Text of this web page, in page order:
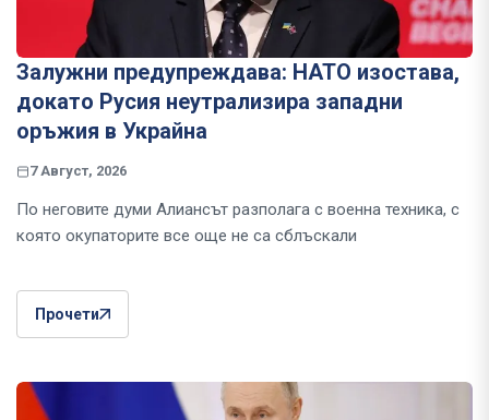
Залужни предупреждава: НАТО изостава,
докато Русия неутрализира западни
оръжия в Украйна
7 Август, 2026
По неговите думи Алиансът разполага с военна техника, с
която окупаторите все още не са сблъскали
Прочети